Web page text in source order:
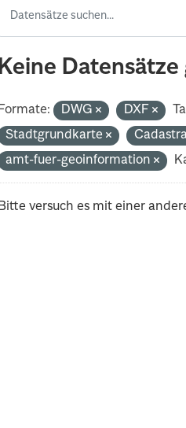
Keine
Formate: DWG DXF
Stadtgrundkarte
amt-fuer-geoinformation
Bitte versuch es mit einer